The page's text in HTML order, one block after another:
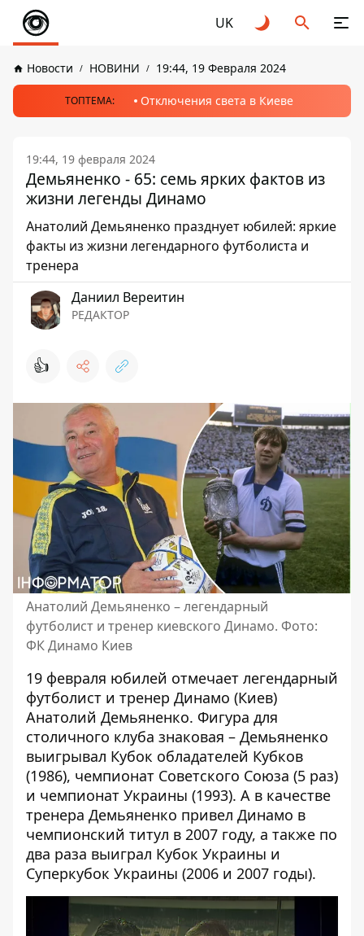
UK
Новости НОВИНИ 19:44, 19 Февраля 2024
ТОПТЕМА: Отключения света в Киеве
19:44, 19 февраля 2024
Демьяненко - 65: семь ярких фактов из
жизни легенды Динамо
Анатолий Демьяненко празднует юбилей: яркие
факты из жизни легендарного футболиста и
тренера
Даниил Вереитин
РЕДАКТОР
👍
Анатолий Демьяненко – легендарный
футболист и тренер киевского Динамо. Фото:
ФК Динамо Киев
19 февраля юбилей отмечает легендарный
футболист и тренер Динамо (Киев)
Анатолий Демьяненко. Фигура для
столичного клуба знаковая – Демьяненко
выигрывал Кубок обладателей Кубков
(1986), чемпионат Советского Союза (5 раз)
и чемпионат Украины (1993). А в качестве
тренера Демьяненко привел Динамо в
чемпионский титул в 2007 году, а также по
два раза выиграл Кубок Украины и
Суперкубок Украины (2006 и 2007 годы).